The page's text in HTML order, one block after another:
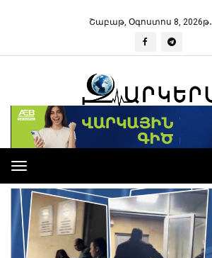
Շաբաթ, Օգոստոս 8, 2026թ․
Toggle
navigation